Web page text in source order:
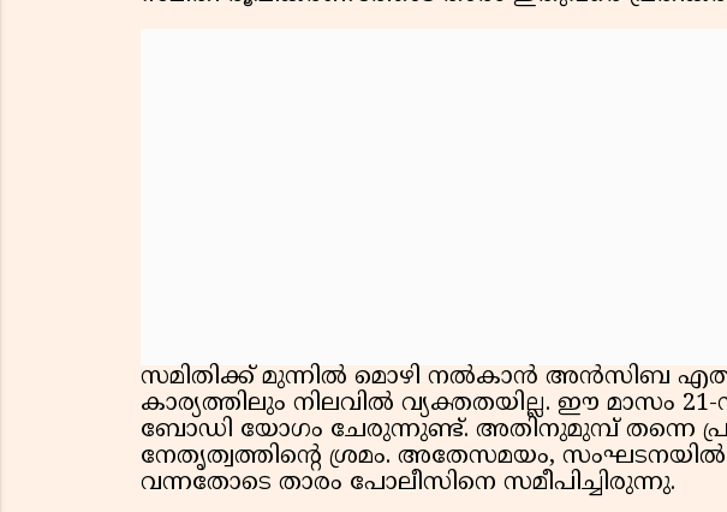
സമിതിക്ക് മുന്നിൽ മൊഴി നൽകാൻ അൻസിബ
കാര്യത്തിലും നിലവിൽ വ്യക്തതയില്ല. ഈ മാസം
ബോഡി യോഗം ചേരുന്നുണ്ട്. അതിനുമുമ്പ് തന്നെ
നേതൃത്വത്തിൻ്റെ ശ്രമം. അതേസമയം, സംഘടനയിൽ
വന്നതോടെ താരം പോലീസിനെ സമീപിച്ചിരുന്നു.